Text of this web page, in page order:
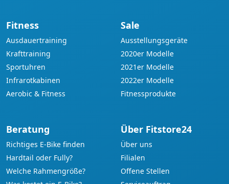
Fitness
Ausdauertraining
Krafttraining
Sportuhren
Infrarotkabinen
Aerobic & Fitness
Sale
Ausstellungsgeräte
2020er Modelle
2021er Modelle
2022er Modelle
Fitnessprodukte
Beratung
Richtiges E-Bike finden
Hardtail oder Fully?
Welche Rahmengröße?
Über Fitstore24
Über uns
Filialen
Offene Stellen